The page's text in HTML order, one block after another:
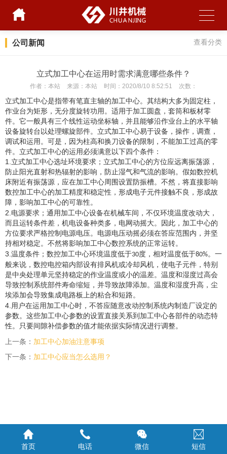
公司新闻 查看分类
立式加工中心在运用时需求满意哪些条件？
作者： 本站 来源： 本站 时间： 2020/8/10 8:52:51 次数：
立式加工中心是指带有笔直主轴的加工中心。其结构大多为固定柱，
作业台为矩形，无分度旋转功用。适用于加工圆盘，套筒和板材零
件。它一般具有三个线性运动坐标轴，并且能够沿作业台上的水平轴
设备旋转台以处理螺旋部件。立式加工中心易于设备，操作，调查，
调试和运用。可是，因为柱高和换刀设备的限制，不能加工过高的零
件。立式加工中心的运用必须满意以下四个条件：
1. 立式加工中心选址环境要求；立式加工中心的方位应远离振荡源，
防止阳光直射和热辐射的影响，防止湿气和气流的影响。假如数控机
床附近有振荡源，应在加工中心周围设置防振槽。不然，将直接影响
数控加工中心的加工精度和稳定性，形成电子元件接触不良，形成故
障，影响加工中心的可靠性。
2. 电源要求；通用加工中心设备在机械车间，不仅环境温度改动大，
而且运转条件差，机电设备种类多，电网动摇大。因此，加工中心的
方位要求严格控制电源电压。电源电压动摇必须在答应范围内，并坚
持相对稳定。不然将影响加工中心数控系统的正常运转。
3. 温度条件；数控加工中心环境温度低于30度，相对温度低于80%。一
般来说，数控电控箱内部设有排风机或冷却风机，使电子元件，特别
是中央处理单元坚持稳定的作业温度或小的温差。温度和湿度过高会
导致控制系统部件寿命缩短，并导致故障添加。温度和湿度升高，尘
埃添加会导致集成电路板上的粘合和短路。
4. 用户在运用加工中心时，不答应随意改动控制系统内制造厂设定的
参数。这些加工中心参数的设置直接关系到加工中心各部件的动态特
性。只要间隙补偿参数的值才能依据实际情况进行调整。
上一条： 加工中心加油注意事项
下一条： 加工中心应当怎么选用？
首页 电话 微信 短信